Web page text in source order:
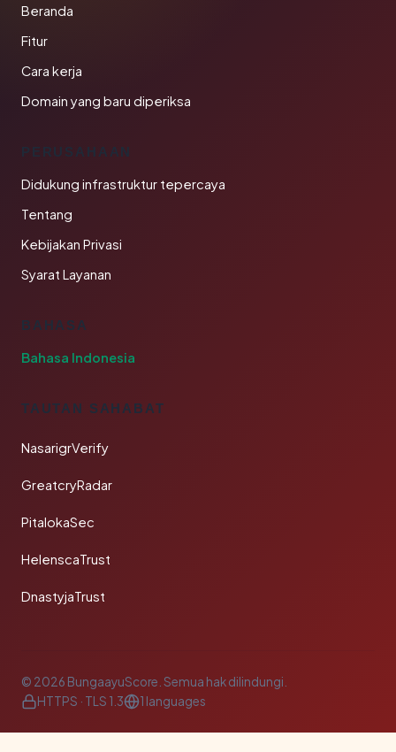
Beranda
Fitur
Cara kerja
Domain yang baru diperiksa
PERUSAHAAN
Didukung infrastruktur tepercaya
Tentang
Kebijakan Privasi
Syarat Layanan
BAHASA
Bahasa Indonesia
TAUTAN SAHABAT
NasarigrVerify
GreatcryRadar
PitalokaSec
HelenscaTrust
DnastyjaTrust
© 2026 BungaayuScore. Semua hak dilindungi.
HTTPS · TLS 1.3
1 languages